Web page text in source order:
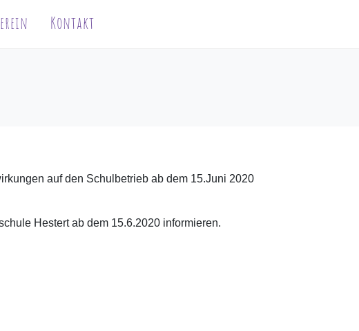
Kontakt
auf den Schulbetrieb ab dem 15.Juni 2020
Hestert ab dem 15.6.2020 informieren.